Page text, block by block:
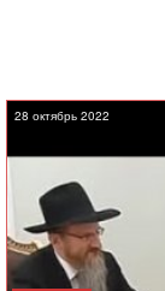
28 октябрь 2022